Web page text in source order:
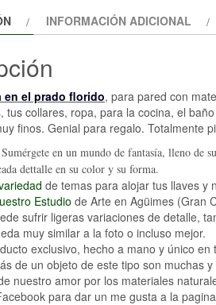
INFORMACIÓN ADICIONAL
en el prado florido, para pared con
tus collares, ropa, para la cocina, el
finos. Genial para regalo. Totalmente
en un mundo de fantasía, lleno de
dettalle en su color y su forma.
de temas para alojar tus llaves y
Estudio de Arte en Agüimes (Gran
sufrir ligeras variaciones de detalle,
muy similar a la foto o incluso mejor.
exclusivo, hecho a mano y único en
de un objeto de este tipo son muchas
nuestro amor por los materiales
para dar un me gusta a la